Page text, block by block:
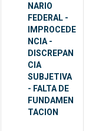
NARIO
FEDERAL -
IMPROCEDE
NCIA -
DISCREPAN
CIA
SUBJETIVA
- FALTA DE
FUNDAMEN
TACION